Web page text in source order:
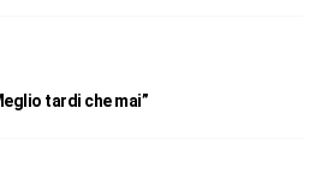
tardi che mai”